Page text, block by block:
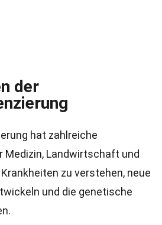
der
hat zahlreiche
Medizin, Landwirtschaft und
zu verstehen, neue
und die genetische